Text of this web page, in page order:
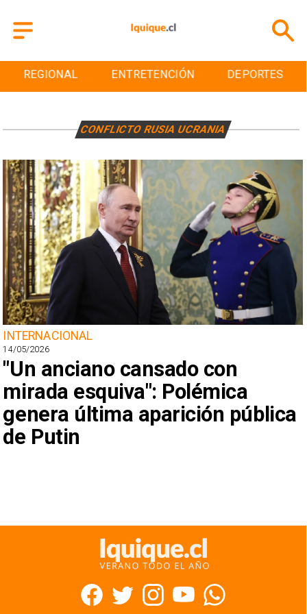
REGIONAL ENTRETENCIÓN DEPORTES
INTERNACIONAL
14/05/2026
"Un anciano cansado con
mirada esquiva": Polémica
genera última aparición pública
de Putin
CONFLICTO RUSIA UCRANIA